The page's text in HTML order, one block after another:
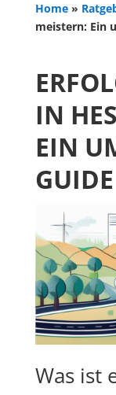
Home»
meistern: Ein
IN
EIN
GUIDE
Was ist